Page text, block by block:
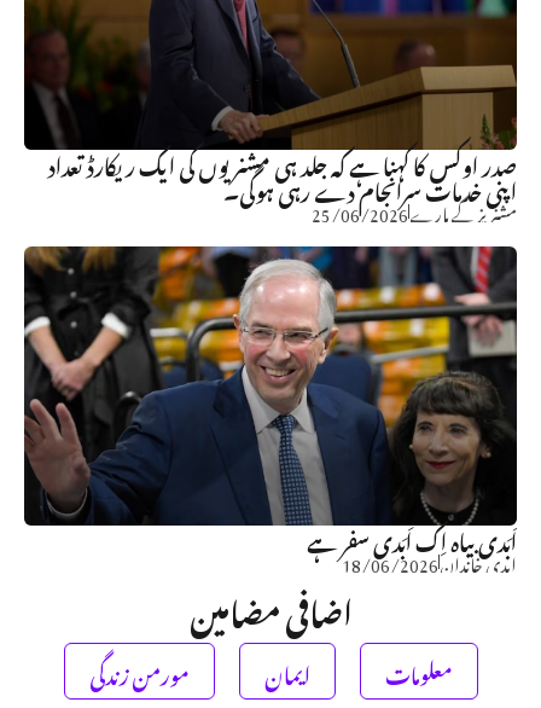
صدر اوکس کا کہنا ہے کہ جلد ہی مشنریوں کی ایک ریکارڈ تعداد
اپنی خدمات سرانجام دے رہی ہوگی۔
مشنریز کے بارے25/06/2026
اَبَدی بیاہ اِک اَبَدی سفر ہے
ابدی خاندان18/06/2026
اضافی مضامین
معلومات ایمان
مورمن زندگی